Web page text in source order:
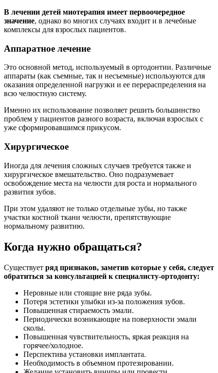
В лечении детей миотерапия имеет первоочередное
значение, однако во многих случаях входит и в лечебные
комплексы для взрослых пациентов.
Аппаратное лечение
Это основной метод, используемый в ортодонтии. Различные
аппараты (как съемные, так и несъемные) используются для
оказания определенной нагрузки и ее перераспределения на
всю челюстную систему.
Именно их использование позволяет решить большинство
проблем у пациентов разного возраста, включая взрослых с
уже сформировавшимся прикусом.
Хирургическое
Иногда для лечения сложных случаев требуется также и
хирургическое вмешательство. Оно подразумевает
освобождение места на челюсти для роста и нормального
развития зубов.
При этом удаляют не только отдельные зубы, но также
участки костной ткани челюсти, препятствующие
нормальному развитию.
Когда нужно обращаться?
Существует ряд признаков, заметив которые у себя, следует
обратиться за консультацией к специалисту-ортодонту:
Неровные или стоящие вне ряда зубы.
Потеря эстетики улыбки из-за положения зубов.
Повышенная стираемость эмали.
Периодически возникающие на поверхности эмали
сколы.
Повышенная чувствительность, яркая реакция на
горячее/холодное.
Перспектива установки имплантата.
Необходимость в объемном протезировании.